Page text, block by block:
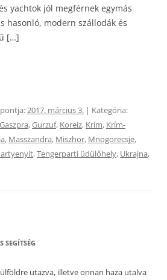
yachtok jól megférnek egymás
hasonló, modern szállodák és
[…]
2017. március 3. | Kategória:
Gaszpra,Gurzuf, Koreiz, Krím, Krím-
, Masszandra, Miszhor, Mnogorecsje,
,Tengerparti üdülőhely, Ukrajna,
SEGÍTSÉG
utazva, illetve onnan haza utalva